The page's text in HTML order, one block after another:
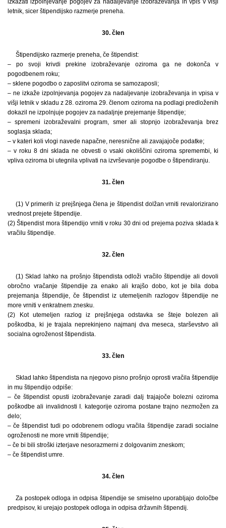
letnik, sicer štipendijsko razmerje preneha.
30. člen
Štipendijsko razmerje preneha, če štipendist:
– po svoji krivdi prekine izobraževanje oziroma ga ne dokonča v
pogodbenem roku;
– sklene pogodbo o zaposlitvi oziroma se samozaposli;
– ne izkaže izpolnjevanja pogojev za nadaljevanje izobraževanja in vpisa v
višji letnik v skladu z 28. oziroma 29. členom oziroma na podlagi predloženih
dokazil ne izpolnjuje pogojev za nadaljnje prejemanje štipendije;
– spremeni izobraževalni program, smer ali stopnjo izobraževanja brez
soglasja sklada;
– v kateri koli vlogi navede napačne, neresnične ali zavajajoče podatke;
– v roku 8 dni sklada ne obvesti o vsaki okoliščini oziroma spremembi, ki
vpliva oziroma bi utegnila vplivati na izvrševanje pogodbe o štipendiranju.
31. člen
(1) V primerih iz prejšnjega člena je štipendist dolžan vrniti revalorizirano
vrednost prejete štipendije.
(2) Štipendist mora štipendijo vrniti v roku 30 dni od prejema poziva sklada k
vračilu štipendije.
32. člen
(1) Sklad lahko na prošnjo štipendista odloži vračilo štipendije ali dovoli
obročno vračanje štipendije za enako ali krajšo dobo, kot je bila doba
prejemanja štipendije, če štipendist iz utemeljenih razlogov štipendije ne
more vrniti v enkratnem znesku.
(2) Kot utemeljen razlog iz prejšnjega odstavka se šteje bolezen ali
poškodba, ki je trajala neprekinjeno najmanj dva meseca, starševstvo ali
socialna ogroženost štipendista.
33. člen
Sklad lahko štipendista na njegovo pisno prošnjo oprosti vračila štipendije
in mu štipendijo odpiše:
– če štipendist opusti izobraževanje zaradi dalj trajajoče bolezni oziroma
poškodbe ali invalidnosti I. kategorije oziroma postane trajno nezmožen za
delo;
– če štipendist tudi po odobrenem odlogu vračila štipendije zaradi socialne
ogroženosti ne more vrniti štipendije;
– če bi bili stroški izterjave nesorazmerni z dolgovanim zneskom;
– če štipendist umre.
34. člen
Za postopek odloga in odpisa štipendije se smiselno uporabljajo določbe
predpisov, ki urejajo postopek odloga in odpisa državnih štipendij.